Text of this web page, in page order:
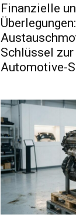
Finanzielle
Überlegungen:
Schlüssel
Automotive-